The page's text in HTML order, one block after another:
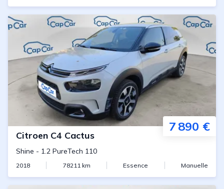
7 890 €
Citroen C4 Cactus
Shine - 1.2 PureTech 110
2018 78211km Essence Manuelle